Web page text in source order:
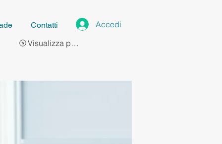
Contatti
Accedi
Visualizza punti